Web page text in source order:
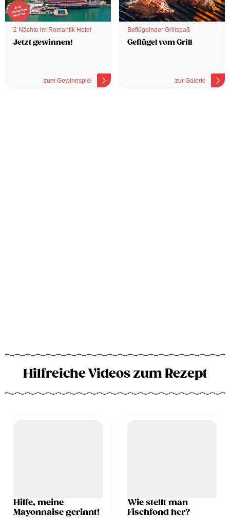
2 Nächte im Romantik Hotel
Jetzt gewinnen!
zum Gewinnspiel
Beflügelnder Grillspaß
Geflügel vom Grill
zur Galerie
Hilfreiche Videos zum Rezept
Hilfe, meine
Mayonnaise gerinnt!
Wie stellt man
Fischfond her?